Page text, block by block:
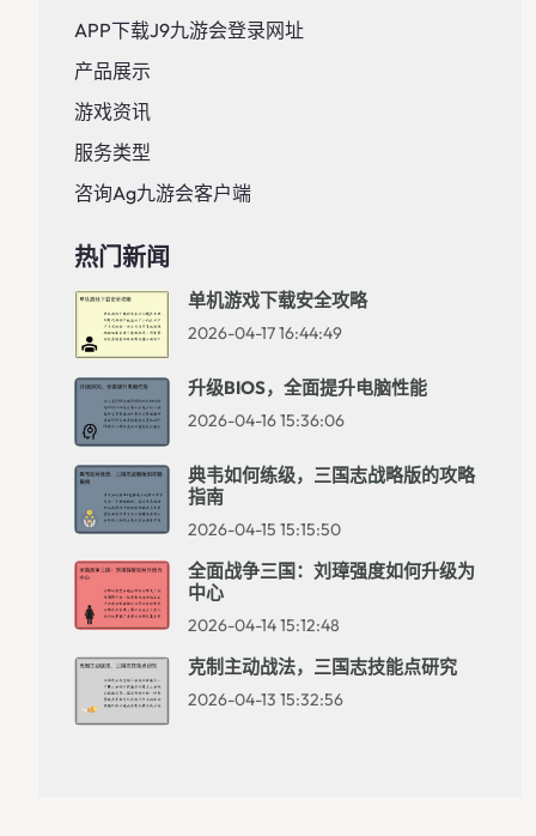
APP下载j9九游会登录网址
产品展示
游戏资讯
服务类型
咨询ag九游会客户端
热门新闻
单机游戏下载安全攻略
2026-04-17 16:44:49
升级BIOS，全面提升电脑性能
2026-04-16 15:36:06
典韦如何练级，三国志战略版的攻略
指南
2026-04-15 15:15:50
全面战争三国：刘璋强度如何升级为
中心
2026-04-14 15:12:48
克制主动战法，三国志技能点研究
2026-04-13 15:32:56